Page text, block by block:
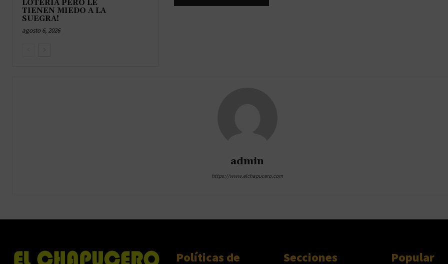
LOTERÍA PERO LE
TIENEN MIEDO A LA
SUEGRA!
agosto 6, 2026
admin
https://www.elchapucero.com
Políticas de Secciones Popular